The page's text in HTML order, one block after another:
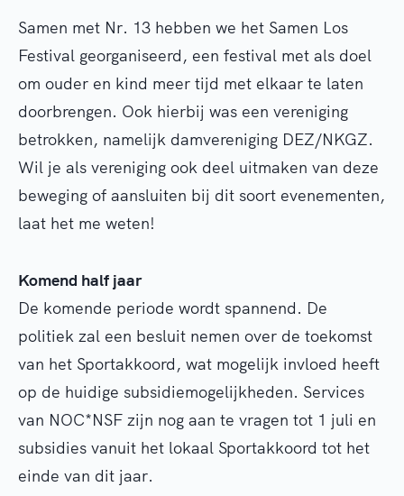
Samen met Nr. 13 hebben we het Samen Los
Festival georganiseerd, een festival met als doel
om ouder en kind meer tijd met elkaar te laten
doorbrengen. Ook hierbij was een vereniging
betrokken, namelijk damvereniging DEZ/NKGZ.
Wil je als vereniging ook deel uitmaken van deze
beweging of aansluiten bij dit soort evenementen,
laat het me weten!
Komend half jaar
De komende periode wordt spannend. De
politiek zal een besluit nemen over de toekomst
van het Sportakkoord, wat mogelijk invloed heeft
op de huidige subsidiemogelijkheden. Services
van NOC*NSF zijn nog aan te vragen tot 1 juli en
subsidies vanuit het lokaal Sportakkoord tot het
einde van dit jaar.